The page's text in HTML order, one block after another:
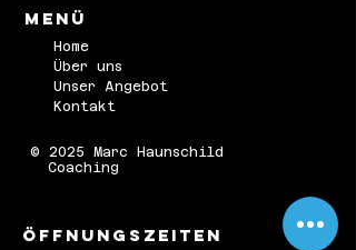
Menü
Home
Über uns
Unser Angebot
Kontakt
© 2025 Marc Haunschild
Coaching
ÖFFNUNGSZEITEN